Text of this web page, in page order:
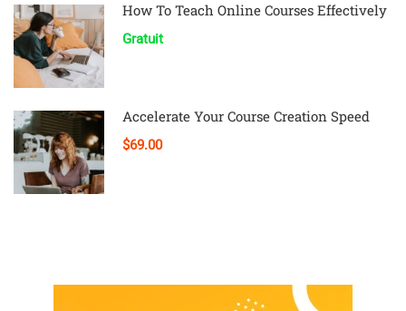
How To Teach Online Courses Effectively
Gratuit
Accelerate Your Course Creation Speed
$69.00